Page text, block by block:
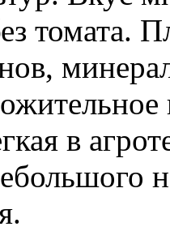
томата.
в